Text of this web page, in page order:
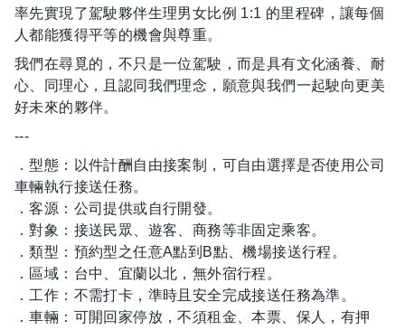
率先實現了駕駛夥伴生理男女比例 1:1 的里程碑，讓每個
人都能獲得平等的機會與尊重。
我們在尋覓的，不只是一位駕駛，而是具有文化涵養、耐
心、同理心，且認同我們理念，願意與我們一起駛向更美
好未來的夥伴。
---
．型態：以件計酬自由接案制，可自由選擇是否使用公司
車輛執行接送任務。
．客源：公司提供或自行開發。
．對象：接送民眾、遊客、商務等非固定乘客。
．類型：預約型之任意A點到B點、機場接送行程。
．區域：台中、宜蘭以北，無外宿行程。
．工作：不需打卡，準時且安全完成接送任務為準。
．車輛：可開回家停放，不須租金、本票、保人，有押